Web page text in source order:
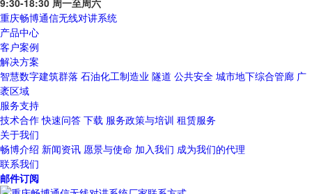
9:30-18:30 周一至周六
重庆畅博通信无线对讲系统
产品中心
客户案例
解决方案
智慧数字建筑群落 石油化工制造业 隧道 公共安全 城市地下综合管廊 广
袤区域
服务支持
技术合作 快速问答 下载 服务政策与培训 租赁服务
关于我们
畅博介绍 新闻资讯 愿景与使命 加入我们 成为我们的代理
联系我们
邮件订阅